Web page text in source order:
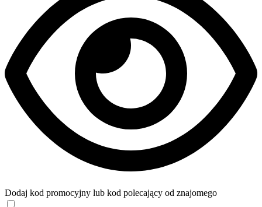
Dodaj kod promocyjny lub kod polecający od znajomego